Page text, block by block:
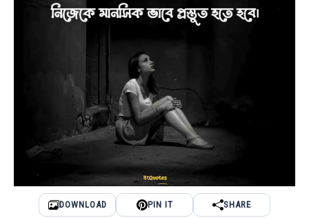
DOWNLOAD PIN IT SHARE